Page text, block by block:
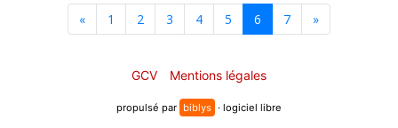
« 1 2 3 4 5 6 7 »
GCV Mentions légales
propulsé par biblys · logiciel libre